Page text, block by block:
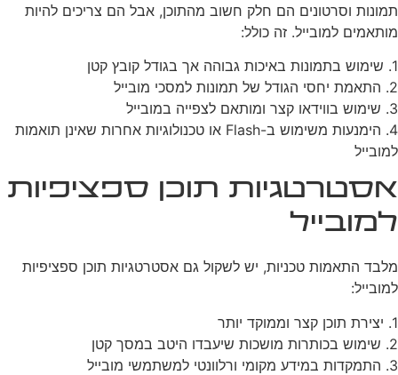
תמונות וסרטונים הם חלק חשוב מהתוכן, אבל הם צריכים להיות
מותאמים למובייל. זה כולל:
1. שימוש בתמונות באיכות גבוהה אך בגודל קובץ קטן
2. התאמת יחסי הגודל של תמונות למסכי מובייל
3. שימוש בווידאו קצר ומותאם לצפייה במובייל
4. הימנעות משימוש ב-Flash או טכנולוגיות אחרות שאינן תואמות
למובייל
אסטרטגיות תוכן ספציפיות
למובייל
מלבד התאמות טכניות, יש לשקול גם אסטרטגיות תוכן ספציפיות
למובייל:
1. יצירת תוכן קצר וממוקד יותר
2. שימוש בכותרות מושכות שיעבדו היטב במסך קטן
3. התמקדות במידע מקומי ורלוונטי למשתמשי מובייל